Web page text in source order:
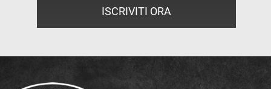
ISCRIVITI ORA